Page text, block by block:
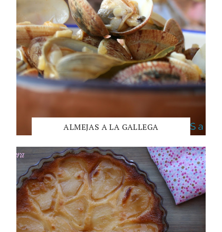
ALMEJAS A LA GALLEGA